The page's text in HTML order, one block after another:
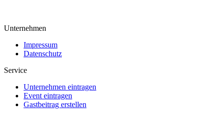
Unternehmen
Impressum
Datenschutz
Service
Unternehmen eintragen
Event eintragen
Gastbeitrag erstellen